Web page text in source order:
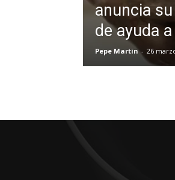
anuncia
de ayuda
Pepe Martin - 26